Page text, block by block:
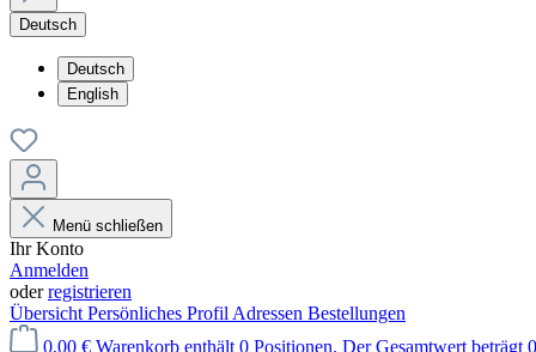
Deutsch
Deutsch
English
Menü schließen
Ihr Konto
Anmelden
oderregistrieren
Übersicht Persönliches Profil Adressen Bestellungen
0,00 € Warenkorb enthält 0 Positionen. Der Gesamtwert beträgt